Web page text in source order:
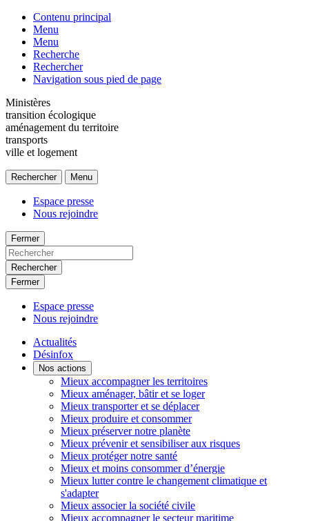
Contenu principal
Menu
Menu
Recherche
Rechercher
Navigation sous pied de page
Ministères
transition écologique
aménagement du territoire
transports
ville et logement
Rechercher Menu
Espace presse
Nous rejoindre
Fermer
Rechercher
Fermer
Espace presse
Nous rejoindre
Actualités
Désinfox
Nos actions
Mieux accompagner les territoires
Mieux aménager, bâtir et se loger
Mieux transporter et se déplacer
Mieux produire et consommer
Mieux préserver notre planète
Mieux prévenir et sensibiliser aux risques
Mieux protéger notre santé
Mieux et moins consommer d’énergie
Mieux lutter contre le changement climatique et
s'adapter
Mieux associer la société civile
Mieux accompagner le secteur maritime